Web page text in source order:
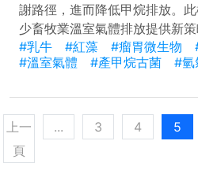
謝路徑，進而降低甲烷排放。
少畜牧業溫室氣體排放提供新策
#乳牛
#紅藻 #瘤胃微生物
#溫室氣體
#產甲烷古菌 #氫
上一
頁
... 3 4 5